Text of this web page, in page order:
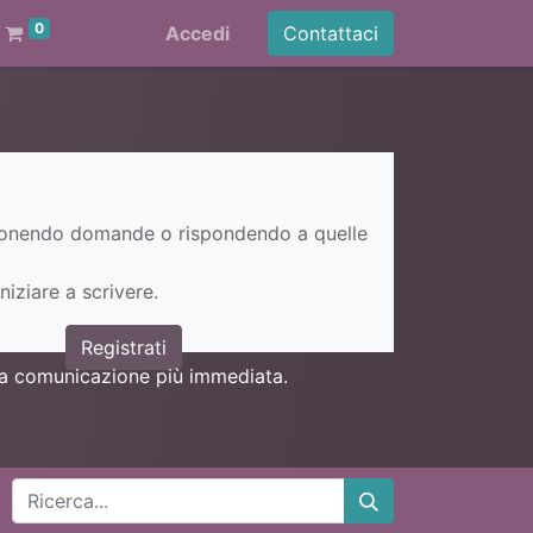
0 Accedi Contattaci
domande o rispondendo a quelle
a scrivere.
Registrati
comunicazione più immediata.